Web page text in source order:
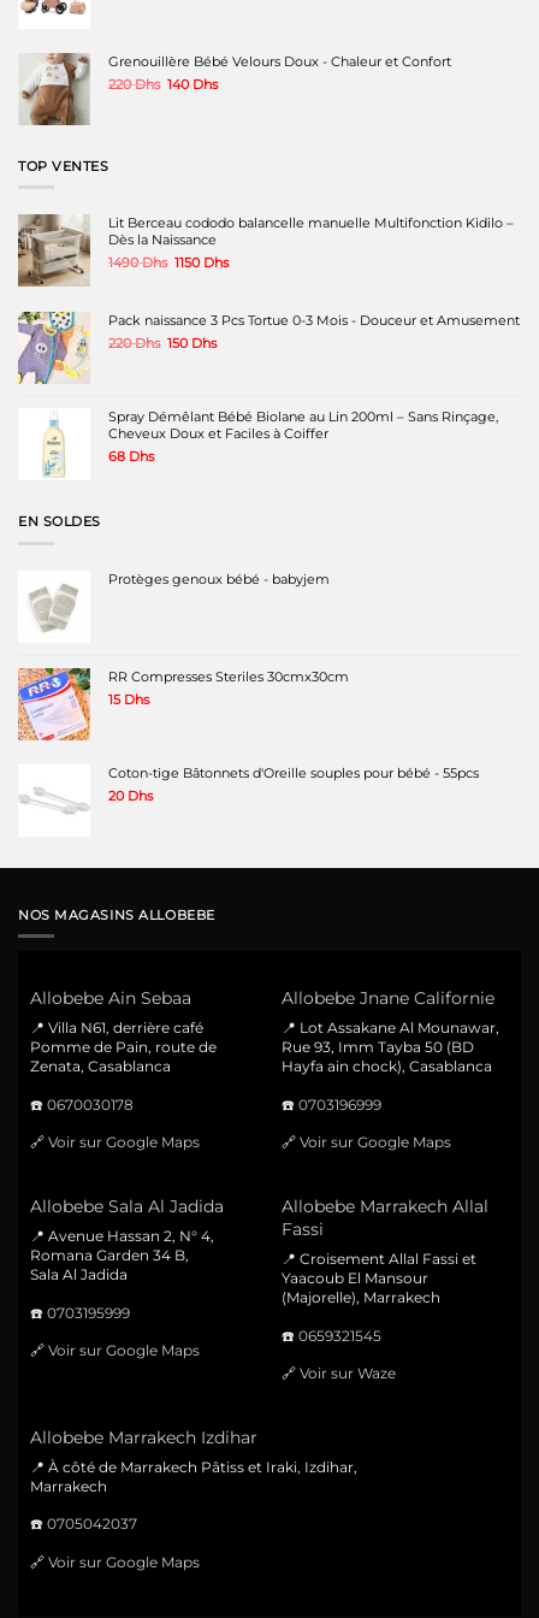
Grenouillère Bébé Velours Doux - Chaleur et Confort
220Dhs Le
140 DhsLe
TOP VENTES
Lit Berceau cododo balancelle manuelle Multifonction Kidilo –
Dès la Naissance
1490Dhs Le
1490 Dhs.
1150 DhsLe
est :
1150 Dhs.
Pack naissance 3 Pcs Tortue 0-3 Mois - Douceur et Amusement
220Dhs Le
220 Dhs.
150 DhsLe
150 Dhs.
Spray Démêlant Bébé Biolane au Lin 200ml – Sans Rinçage,
Cheveux Doux et Faciles à Coiffer
68 Dhs
EN SOLDES
Protèges genoux bébé - babyjem
RR Compresses Steriles 30cmx30cm
15 Dhs
Coton-tige Bâtonnets d'Oreille souples pour bébé - 55pcs
20 Dhs
NOS MAGASINS ALLOBEBE
Allobebe Ain Sebaa
📍 Villa N61, derrière café
Pomme de Pain, route de
Zenata, Casablanca
☎️ 0670030178
🔗 Voir sur Google Maps
Allobebe Jnane Californie
📍 Lot Assakane Al Mounawar,
Rue 93, Imm Tayba 50 (BD
Hayfa ain chock), Casablanca
☎️ 0703196999
🔗 Voir sur Google Maps
Allobebe Sala Al Jadida
📍 Avenue Hassan 2, N° 4,
Romana Garden 34 B,
Sala Al Jadida
☎️ 0703195999
🔗 Voir sur Google Maps
Allobebe Marrakech Allal
Fassi
📍 Croisement Allal Fassi et
Yaacoub El Mansour
(Majorelle), Marrakech
☎️ 0659321545
🔗 Voir sur Waze
Allobebe Marrakech Izdihar
📍 À côté de Marrakech Pâtiss et Iraki, Izdihar,
Marrakech
☎️ 0705042037
🔗 Voir sur Google Maps